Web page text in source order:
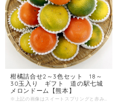
柑橘詰合せ2～3色セット 18～
30玉入り ギフト 道の駅七城
メロンドーム【熊本】